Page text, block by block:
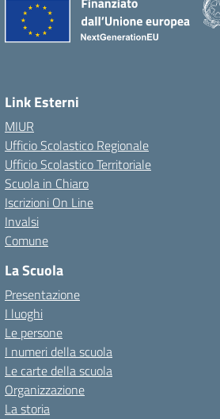
Link Esterni
MIUR
Ufficio Scolastico Regionale
Ufficio Scolastico Territoriale
Scuola in Chiaro
Iscrizioni On Line
Invalsi
Comune
La Scuola
Presentazione
I luoghi
Le persone
I numeri della scuola
Le carte della scuola
Organizzazione
La storia